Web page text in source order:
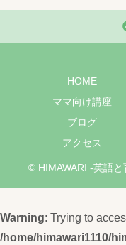
HOME
ママ向け講座
ブログ
アクセス
© HIMAWARI -英語
Warning: Trying to
/home/himawari1110/